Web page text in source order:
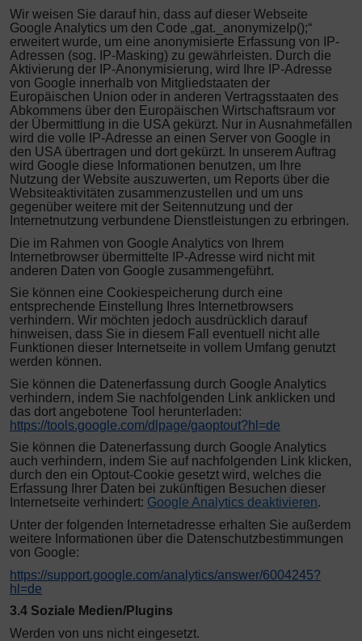
Wir weisen Sie darauf hin, dass auf dieser Webseite
Google Analytics um den Code „gat._anonymizeIp();“
erweitert wurde, um eine anonymisierte Erfassung von IP-
Adressen (sog. IP-Masking) zu gewährleisten. Durch die
Aktivierung der IP-Anonymisierung, wird Ihre IP-Adresse
von Google innerhalb von Mitgliedstaaten der
Europäischen Union oder in anderen Vertragsstaaten des
Abkommens über den Europäischen Wirtschaftsraum vor
der Übermittlung in die USA gekürzt. Nur in Ausnahmefällen
wird die volle IP-Adresse an einen Server von Google in
den USA übertragen und dort gekürzt. In unserem Auftrag
wird Google diese Informationen benutzen, um Ihre
Nutzung der Website auszuwerten, um Reports über die
Websiteaktivitäten zusammenzustellen und um uns
gegenüber weitere mit der Seitennutzung und der
Internetnutzung verbundene Dienstleistungen zu erbringen.
Die im Rahmen von Google Analytics von Ihrem
Internetbrowser übermittelte IP-Adresse wird nicht mit
anderen Daten von Google zusammengeführt.
Sie können eine Cookiespeicherung durch eine
entsprechende Einstellung Ihres Internetbrowsers
verhindern. Wir möchten jedoch ausdrücklich darauf
hinweisen, dass Sie in diesem Fall eventuell nicht alle
Funktionen dieser Internetseite in vollem Umfang genutzt
werden können.
Sie können die Datenerfassung durch Google Analytics
verhindern, indem Sie nachfolgenden Link anklicken und
das dort angebotene Tool herunterladen:
https://tools.google.com/dlpage/gaoptout?hl=de
Sie können die Datenerfassung durch Google Analytics
auch verhindern, indem Sie auf nachfolgenden Link klicken,
durch den ein Optout-Cookie gesetzt wird, welches die
Erfassung Ihrer Daten bei zukünftigen Besuchen dieser
Internetseite verhindert: Google Analytics deaktivieren.
Unter der folgenden Internetadresse erhalten Sie außerdem
weitere Informationen über die Datenschutzbestimmungen
von Google:
https://support.google.com/analytics/answer/6004245?
hl=de
3.4 Soziale Medien/Plugins
Werden von uns nicht eingesetzt.